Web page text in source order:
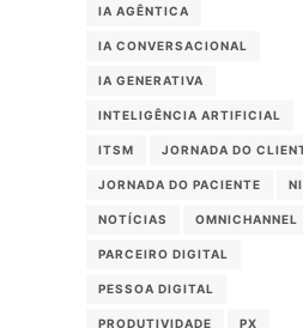
IA AGÊNTICA
IA CONVERSACIONAL
IA GENERATIVA
INTELIGÊNCIA ARTIFICIAL
ITSM JORNADA DO
JORNADA DO PACIENTE
NOTÍCIAS OMNICHANNEL
PARCEIRO DIGITAL
PESSOA DIGITAL
PRODUTIVIDADE PX